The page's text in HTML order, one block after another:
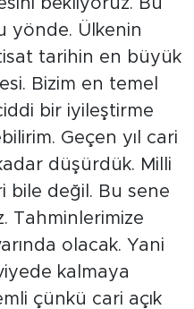
yönde. Ülkenin
tarihin en büyük
Bizim en temel
bir iyileştirme
Geçen yıl cari
düşürdük. Milli
bile değil. Bu sene
Tahminlerimize
olacak. Yani
kalmaya
çünkü cari açık